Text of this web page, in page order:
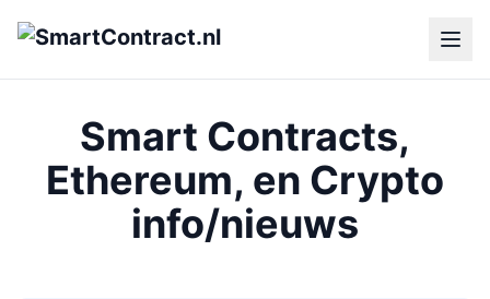
Smart Contracts,
Ethereum, en Crypto
info/nieuws